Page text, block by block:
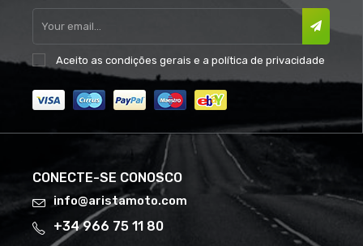
Aceito as condições gerais e a política de privacidade
CONECTE-SE CONOSCO
info@aristamoto.com
+34 966 75 11 80